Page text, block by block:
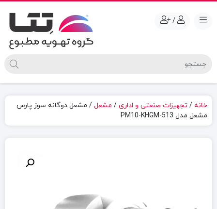
/
خانه / تجهیزات صنعتی و اداری / مشعل / مشعل دوگانه سوز پارس
مشعل مدل PM10-KHGM-513